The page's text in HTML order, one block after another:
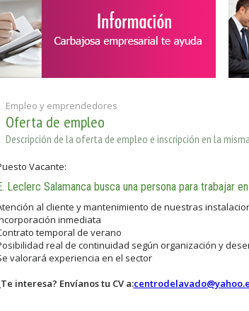
Empleo y emprendedores
Oferta de empleo
Descripción de la oferta de empleo e inscripción en la misma
Vacante:
Leclerc Salamanca busca una persona para trabajar
al cliente y mantenimiento de nuestras
inmediata
temporal de verano
real de continuidad según organización y
valorará experiencia en el sector
interesa? Envíanos tu CV a: